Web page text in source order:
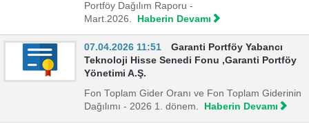
Portföy Dağılım Raporu -
Mart.2026. Haberin Devamı
07.04.2026 11:51
Garanti Portföy Yabancı
Teknoloji Hisse Senedi Fonu ,Garanti Portföy
Yönetimi A.Ş.
Fon Toplam Gider Oranı ve Fon Toplam Giderinin
Dağılımı - 2026 1. dönem. Haberin Devamı